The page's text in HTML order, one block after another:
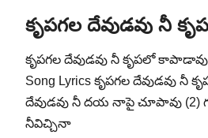
కృపగల దేవుడవు నీ
కృపగల దేవుడవు నీ కృపలో కాపాడావు
Song Lyrics కృపగల దేవుడవు
దేవుడవు నీ దయ నాపై చూపావు
నీవిచ్చినా